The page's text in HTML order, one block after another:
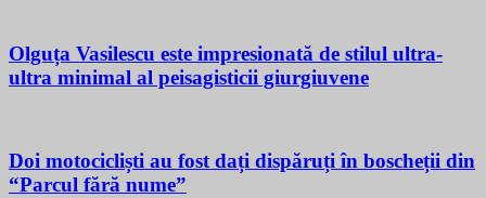
Olguța Vasilescu este impresionată de stilul ultra-
ultra minimal al peisagisticii giurgiuvene
Doi motocicliști au fost dați dispăruți în boscheții din
“Parcul fără nume”